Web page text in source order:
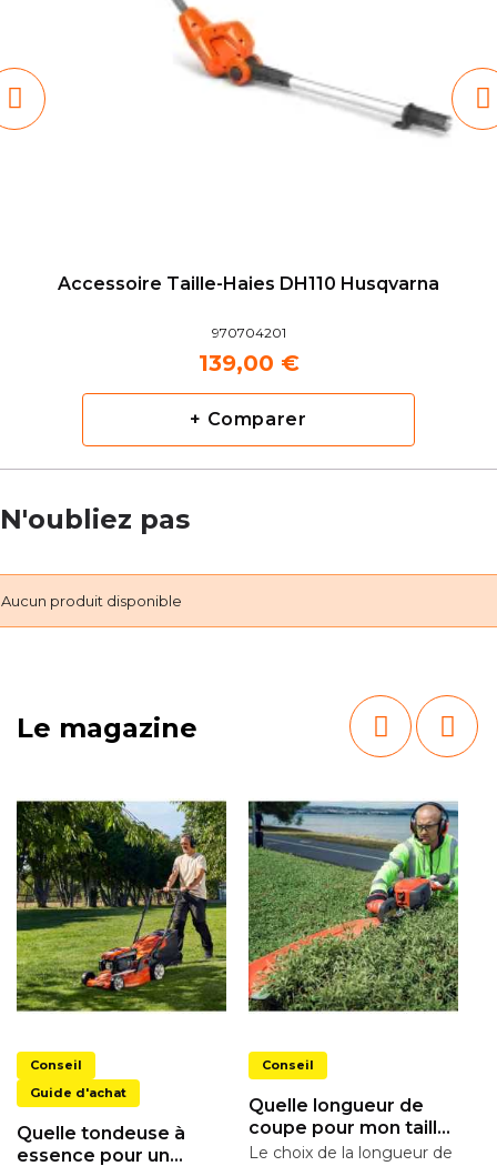
Accessoire Taille-Haies DH110 Husqvarna
970704201
139,00 €
+ Comparer
N'oubliez pas
Aucun produit disponible
Le magazine
Conseil
Guide d'achat
Quelle tondeuse à
essence pour un
Conseil
Quelle longueur de
coupe pour mon taille-
haies ?
Le choix de la longueur de